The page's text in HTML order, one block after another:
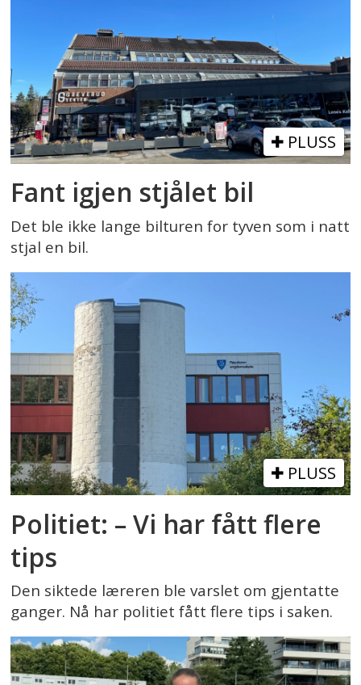
PLUSS
Fant igjen stjålet bil
Det ble ikke lange bilturen for tyven som i natt
stjal en bil.
PLUSS
Politiet: – Vi har fått flere
tips
Den siktede læreren ble varslet om gjentatte
ganger. Nå har politiet fått flere tips i saken.